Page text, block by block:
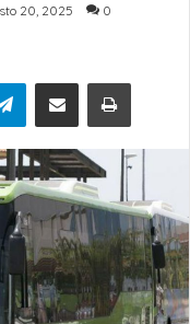
20, 2025 0
TelegramCompartir por Email Imprimir